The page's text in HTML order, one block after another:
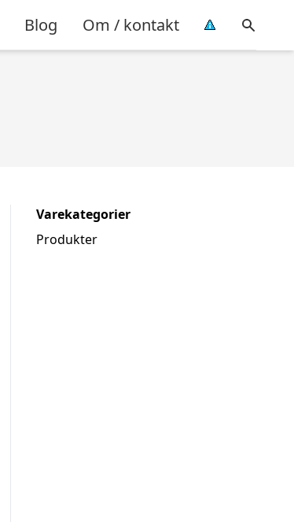
Blog Om / kontakt
Varekategorier
Produkter